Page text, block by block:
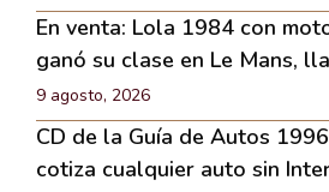
En venta: Lola 1984 con
ganó su clase en Le Mans,
9 agosto, 2026
CD de la Guía de Autos
cotiza cualquier auto sin